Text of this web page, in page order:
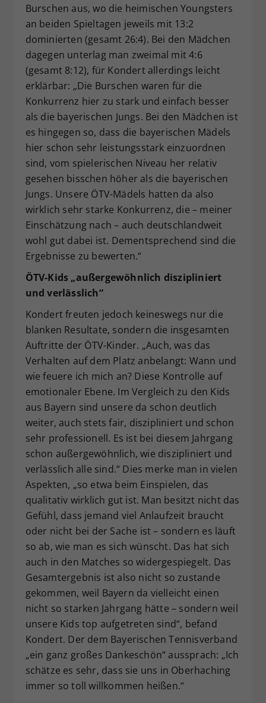
Burschen aus, wo die heimischen Youngsters
an beiden Spieltagen jeweils mit 13:2
dominierten (gesamt 26:4). Bei den Mädchen
dagegen unterlag man zweimal mit 4:6
(gesamt 8:12), für Kondert allerdings leicht
erklärbar: „Die Burschen waren für die
Konkurrenz hier zu stark und einfach besser
als die bayerischen Jungs. Bei den Mädchen ist
es hingegen so, dass die bayerischen Mädels
hier schon sehr leistungsstark einzuordnen
sind, vom spielerischen Niveau her relativ
gesehen bisschen höher als die bayerischen
Jungs. Unsere ÖTV-Mädels hatten da also
wirklich sehr starke Konkurrenz, die – meiner
Einschätzung nach – auch deutschlandweit
wohl gut dabei ist. Dementsprechend sind die
Ergebnisse zu bewerten.“
ÖTV-Kids „außergewöhnlich diszipliniert
und verlässlich“
Kondert freuten jedoch keineswegs nur die
blanken Resultate, sondern die insgesamten
Auftritte der ÖTV-Kinder. „Auch, was das
Verhalten auf dem Platz anbelangt: Wann und
wie feuere ich mich an? Diese Kontrolle auf
emotionaler Ebene. Im Vergleich zu den Kids
aus Bayern sind unsere da schon deutlich
weiter, auch stets fair, diszipliniert und schon
sehr professionell. Es ist bei diesem Jahrgang
schon außergewöhnlich, wie diszipliniert und
verlässlich alle sind.“ Dies merke man in vielen
Aspekten, „so etwa beim Einspielen, das
qualitativ wirklich gut ist. Man besitzt nicht das
Gefühl, dass jemand viel Anlaufzeit braucht
oder nicht bei der Sache ist – sondern es läuft
so ab, wie man es sich wünscht. Das hat sich
auch in den Matches so widergespiegelt. Das
Gesamtergebnis ist also nicht so zustande
gekommen, weil Bayern da vielleicht einen
nicht so starken Jahrgang hätte – sondern weil
unsere Kids top aufgetreten sind“, befand
Kondert. Der dem Bayerischen Tennisverband
„ein ganz großes Dankeschön“ aussprach: „Ich
schätze es sehr, dass sie uns in Oberhaching
immer so toll willkommen heißen.“